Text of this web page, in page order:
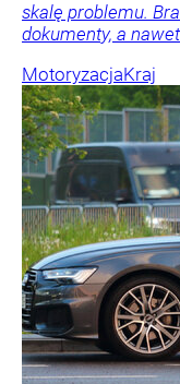
skalę problemu.
dokumenty, a
MotoryzacjaKraj